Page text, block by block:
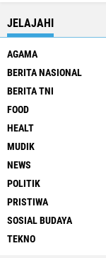
JELAJAHI
AGAMA
BERITA NASIONAL
BERITA TNI
FOOD
HEALT
MUDIK
NEWS
POLITIK
PRISTIWA
SOSIAL BUDAYA
TEKNO